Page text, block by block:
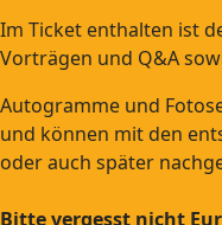
Im Ticket enthalten ist
Vorträgen und Q&A
Autogramme und
und können mit den
oder auch später
Bitte vergesst nicht